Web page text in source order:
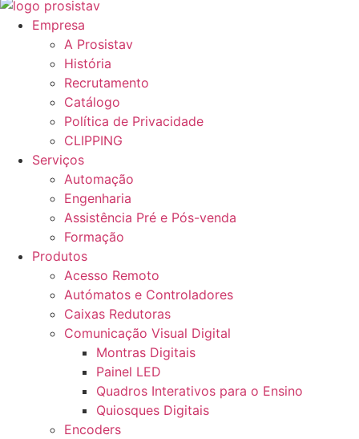
Empresa
A Prosistav
História
Recrutamento
Catálogo
Política de Privacidade
CLIPPING
Serviços
Automação
Engenharia
Assistência Pré e Pós-venda
Formação
Produtos
Acesso Remoto
Autómatos e Controladores
Caixas Redutoras
Comunicação Visual Digital
Montras Digitais
Painel LED
Quadros Interativos para o Ensino
Quiosques Digitais
Encoders